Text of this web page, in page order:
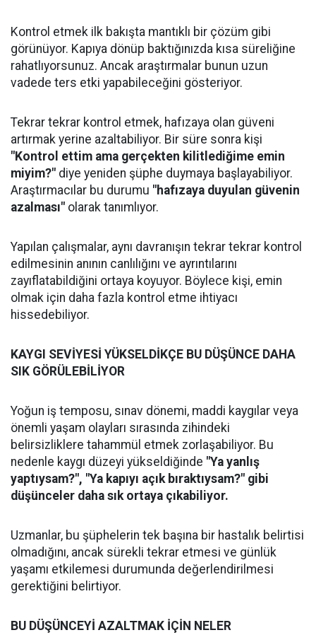
Kontrol etmek ilk bakışta mantıklı bir çözüm gibi
görünüyor. Kapıya dönüp baktığınızda kısa süreliğine
rahatlıyorsunuz. Ancak araştırmalar bunun uzun
vadede ters etki yapabileceğini gösteriyor.
Tekrar tekrar kontrol etmek, hafızaya olan güveni
artırmak yerine azaltabiliyor. Bir süre sonra kişi
"Kontrol ettim ama gerçekten kilitlediğime emin
miyim?" diye yeniden şüphe duymaya başlayabiliyor.
Araştırmacılar bu durumu "hafızaya duyulan güvenin
azalması" olarak tanımlıyor.
Yapılan çalışmalar, aynı davranışın tekrar tekrar kontrol
edilmesinin anının canlılığını ve ayrıntılarını
zayıflatabildiğini ortaya koyuyor. Böylece kişi, emin
olmak için daha fazla kontrol etme ihtiyacı
hissedebiliyor.
KAYGI SEVİYESİ YÜKSELDİKÇE BU DÜŞÜNCE DAHA
SIK GÖRÜLEBİLİYOR
Yoğun iş temposu, sınav dönemi, maddi kaygılar veya
önemli yaşam olayları sırasında zihindeki
belirsizliklere tahammül etmek zorlaşabiliyor. Bu
nedenle kaygı düzeyi yükseldiğinde "Ya yanlış
yaptıysam?", "Ya kapıyı açık bıraktıysam?" gibi
düşünceler daha sık ortaya çıkabiliyor.
Uzmanlar, bu şüphelerin tek başına bir hastalık belirtisi
olmadığını, ancak sürekli tekrar etmesi ve günlük
yaşamı etkilemesi durumunda değerlendirilmesi
gerektiğini belirtiyor.
BU DÜŞÜNCEYİ AZALTMAK İÇİN NELER